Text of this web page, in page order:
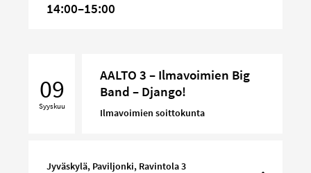
14:00–15:00
Ilmavoimien
09
Syyskuu
AALTO 3 – Ilmavoimien Big
Band – Django!
Ilmavoimien soittokunta
Jyväskylä, Paviljonki, Ravintola 3